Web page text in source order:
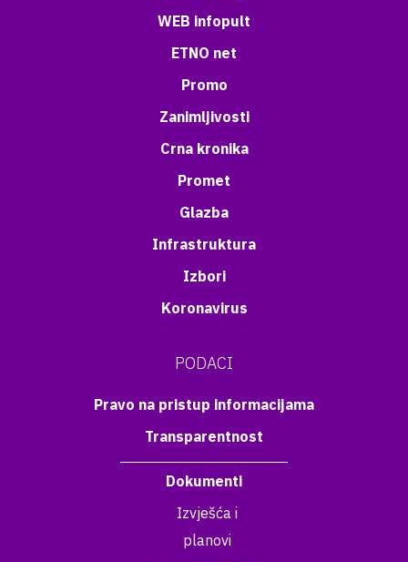
WEB infopult
ETNO net
Promo
Zanimljivosti
Crna kronika
Promet
Glazba
Infrastruktura
Izbori
Koronavirus
PODACI
Pravo na pristup informacijama
Transparentnost
Dokumenti
Izvješća i
planovi